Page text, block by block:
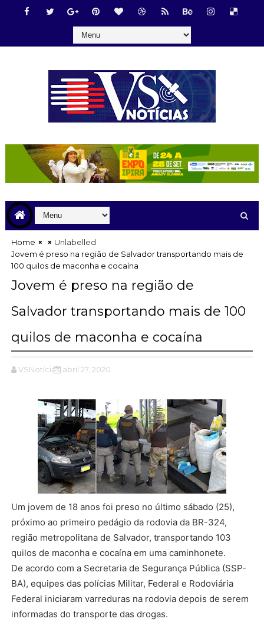
Home
Unlabelled
Jovem é preso na região de Salvador transportando mais de
100 quilos de maconha e cocaína
Jovem é preso na região de
Salvador transportando mais de 100
quilos de maconha e cocaína
VSNotícias abril 27, 2020
Um jovem de 18 anos foi preso no último sábado (25),
próximo ao primeiro pedágio da rodovia da BR-324,
região metropolitana de Salvador, transportando 103
quilos de maconha e cocaína em uma caminhonete.
De acordo com a Secretaria de Segurança Pública (SSP-
BA), equipes das polícias Militar, Federal e Rodoviária
Federal iniciaram varreduras na rodovia depois de serem
informadas do transporte das drogas.